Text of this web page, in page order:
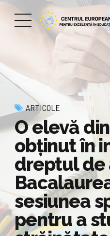
ARTICOLE
O elevă
obținut în
dreptul de
sesiunea
pentru a